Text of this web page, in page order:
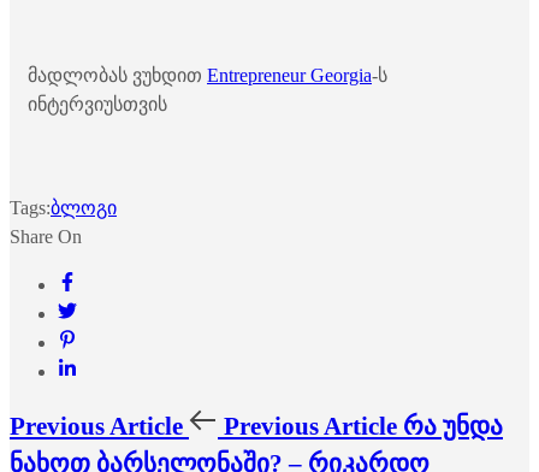
მადლობას ვუხდით Entrepreneur Georgia-ს
ინტერვიუსთვის
Tags:ბლოგი
Share On
Previous Article Previous Article რა უნდა
ნახოთ ბარსელონაში? – რიკარდო